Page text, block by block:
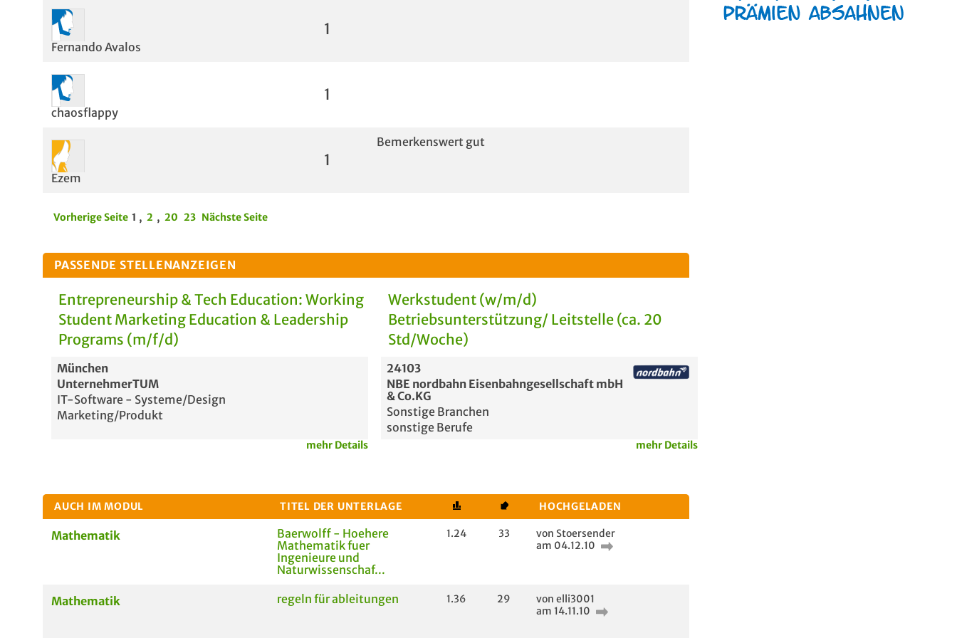
Fernando Avalos
1
chaosflappy
1
Ezem
1
Bemerkenswert gut
Vorherige Seite 1 , 2 , 20 23 Nächste Seite
PASSENDE STELLENANZEIGEN
Entrepreneurship & Tech Education: Working
Student Marketing Education & Leadership
Programs (m/f/d)
München
UnternehmerTUM
IT-Software - Systeme/Design
Marketing/Produkt
mehr Details
Werkstudent (w/m/d)
Betriebsunterstützung/ Leitstelle (ca. 20
Std/Woche)
24103
NBE nordbahn Eisenbahngesellschaft mbH
& Co.KG
Sonstige Branchen
sonstige Berufe
mehr Details
AUCH IM MODUL TITEL DER UNTERLAGE HOCHGELADEN
Mathematik
Baerwolff - Hoehere
Mathematik fuer
Ingenieure und
Naturwissenschaf...
1.24 33
von Stoersender
am 04.12.10
Mathematik regeln für ableitungen 1.36 29
von elli3001
am 14.11.10